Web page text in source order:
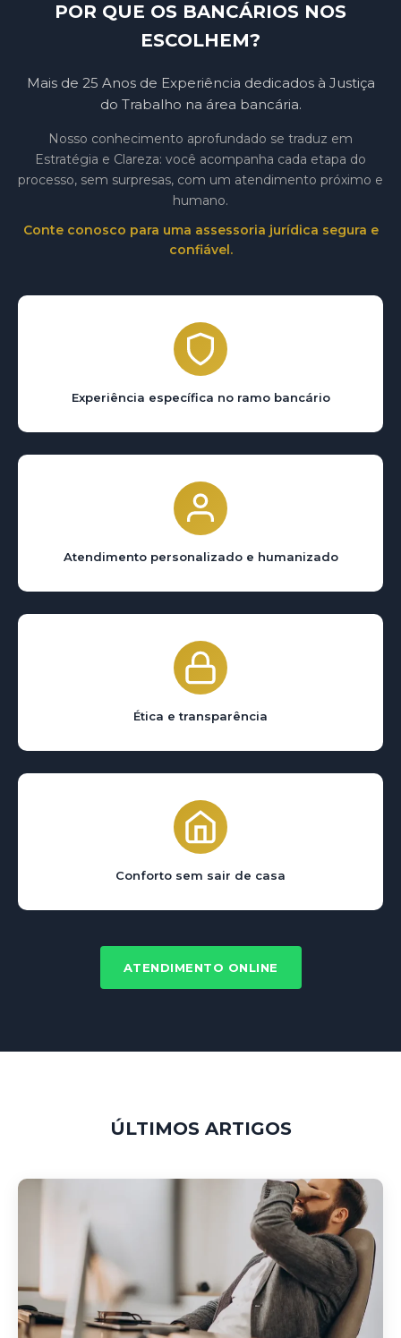
POR QUE OS BANCÁRIOS NOS
ESCOLHEM?
Mais de 25 Anos de Experiência dedicados à Justiça
do Trabalho na área bancária.
Nosso conhecimento aprofundado se traduz em
Estratégia e Clareza: você acompanha cada etapa do
processo, sem surpresas, com um atendimento próximo e
humano.
Conte conosco para uma assessoria jurídica segura e
confiável.
Experiência específica no ramo bancário
Atendimento personalizado e humanizado
Ética e transparência
Conforto sem sair de casa
ATENDIMENTO ONLINE
ÚLTIMOS ARTIGOS